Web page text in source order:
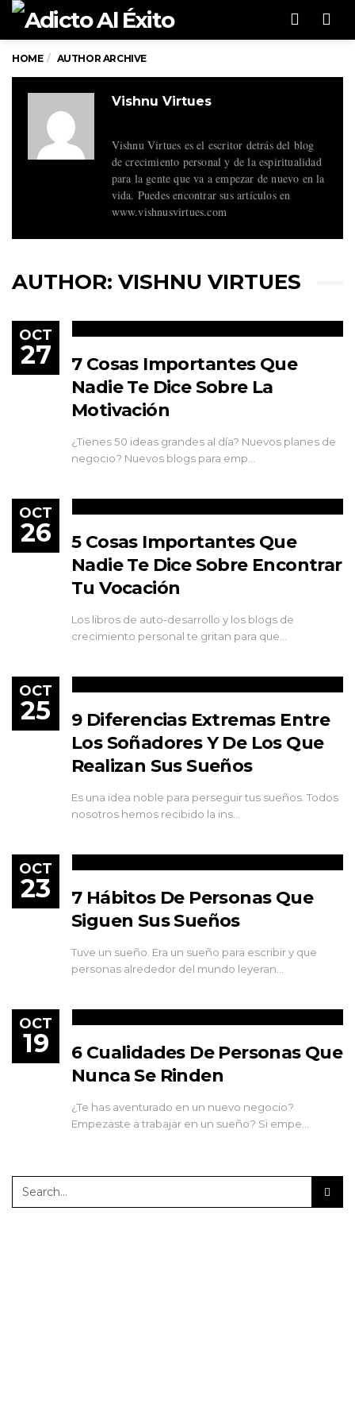
HOME AUTHOR ARCHIVE
Vishnu Virtues
Vishnu Virtues es el escritor detrás del blog
de crecimiento personal y de la espiritualidad
para la gente que va a empezar de nuevo en la
vida. Puedes encontrar sus artículos en
www.vishnusvirtues.com
AUTHOR: VISHNU VIRTUES
OCT
27
7 Cosas Importantes Que
Nadie Te Dice Sobre La
Motivación
¿Tienes 50 ideas grandes al día? Nuevos planes de
negocio? Nuevos blogs para emp…
OCT
26
5 Cosas Importantes Que
Nadie Te Dice Sobre Encontrar
Tu Vocación
Los libros de auto-desarrollo y los blogs de
crecimiento personal te gritan para que…
OCT
25
9 Diferencias Extremas Entre
Los Soñadores Y De Los Que
Realizan Sus Sueños
Es una idea noble para perseguir tus sueños. Todos
nosotros hemos recibido la ins…
OCT
23
7 Hábitos De Personas Que
Siguen Sus Sueños
Tuve un sueño. Era un sueño para escribir y que
personas alrededor del mundo leyeran…
OCT
19
6 Cualidades De Personas Que
Nunca Se Rinden
¿Te has aventurado en un nuevo negocio?
Empezaste a trabajar en un sueño? Si empe…